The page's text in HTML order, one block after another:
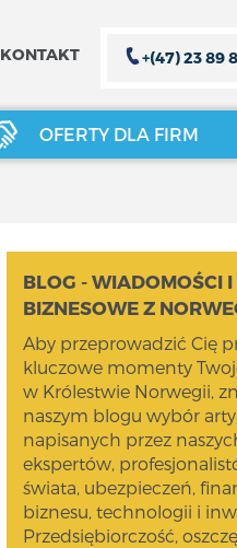
KONTAKT +(47) 23 89
OFERTY DLA FIRM
BLOG - WIADOMOŚCI
BIZNESOWE Z
Aby przeprowadzić Cię
kluczowe momenty
w Królestwie Norwegii,
naszym blogu wybór
napisanych przez
ekspertów,
świata, ubezpieczeń,
biznesu, technologii i
Przedsiębiorczość,